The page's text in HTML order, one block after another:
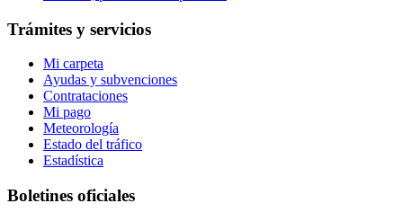
Trámites y servicios
Mi carpeta
Ayudas y subvenciones
Contrataciones
Mi pago
Meteorología
Estado del tráfico
Estadística
Boletines oficiales